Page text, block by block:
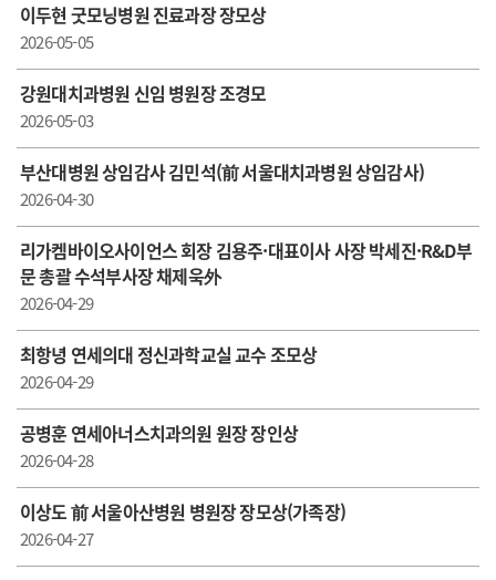
이두현 굿모닝병원 진료과장 장모상
2026-05-05
강원대치과병원 신임 병원장 조경모
2026-05-03
부산대병원 상임감사 김민석(前 서울대치과병원 상임감사)
2026-04-30
리가켐바이오사이언스 회장 김용주·대표이사 사장 박세진·R&D부
문 총괄 수석부사장 채제욱外
2026-04-29
최항녕 연세의대 정신과학교실 교수 조모상
2026-04-29
공병훈 연세아너스치과의원 원장 장인상
2026-04-28
이상도 前 서울아산병원 병원장 장모상(가족장)
2026-04-27